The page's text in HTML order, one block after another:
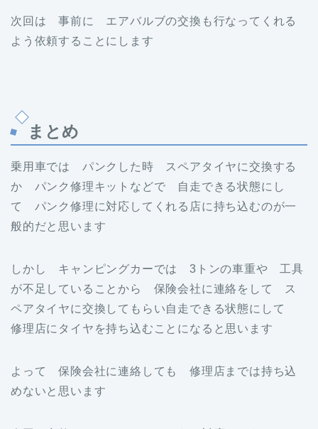
次回は 事前に エアバルブの交換も行なってくれる
よう依頼することにします
まとめ
乗用車では パンクした時 スペアタイヤに交換する
か パンク修理キットなどで 自走できる状態にし
て パンク修理に対応してくれる店に持ち込むのが一
般的だと思います
しかし キャンピングカーでは 3トンの車重や 工具
が不足していることから 保険会社に連絡をして ス
ペアタイヤに交換してもらい自走できる状態にして
修理店にタイヤを持ち込むことになると思います
よって 保険会社に連絡しても 修理店までは持ち込
めないと思います